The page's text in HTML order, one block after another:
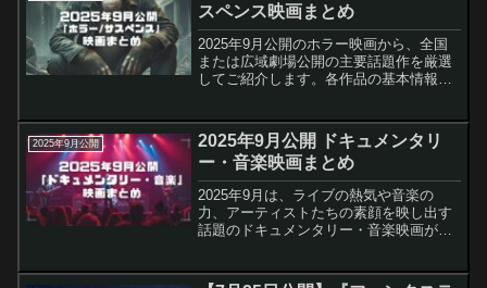
スペンス映画まとめ
2025年9月公開のホラー映画から、全国
または広域劇場公開の主要話題作を厳選
してご紹介します。各作品の基本情報に
す。カラダ探し THE LAST NIGHT公開
日：20...
2025年9月公開
2025年9月公開 ドキュメンタリ
ー・音楽映画まとめ
2025年9月は、ライブの熱気や音楽の
力、アーティストたちの素顔を映し出す
話題のドキュメンタリー・音楽映画が劇
の映画鑑賞計画やトレンドチェックにご